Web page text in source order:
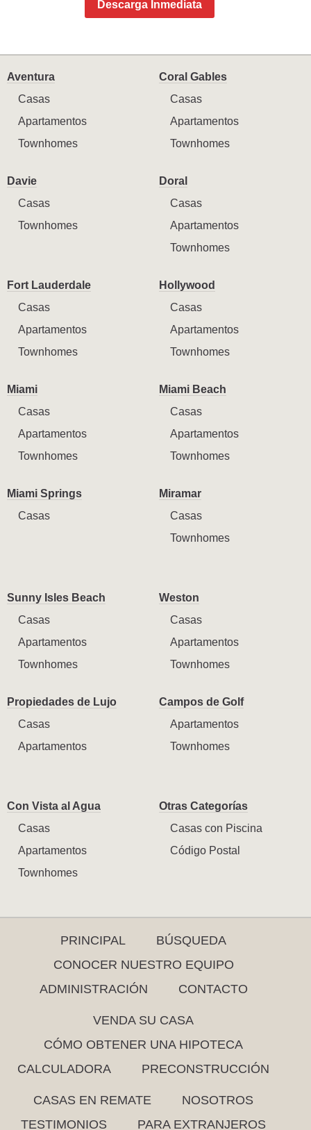
Descarga Inmediata
Aventura
Casas
Apartamentos
Townhomes
Coral Gables
Casas
Apartamentos
Townhomes
Davie
Casas
Townhomes
Doral
Casas
Apartamentos
Townhomes
Fort Lauderdale
Casas
Apartamentos
Townhomes
Hollywood
Casas
Apartamentos
Townhomes
Miami
Casas
Apartamentos
Townhomes
Miami Beach
Casas
Apartamentos
Townhomes
Miami Springs
Casas
Miramar
Casas
Townhomes
Sunny Isles Beach
Casas
Apartamentos
Townhomes
Weston
Casas
Apartamentos
Townhomes
Propiedades de Lujo
Casas
Apartamentos
Campos de Golf
Apartamentos
Townhomes
Con Vista al Agua
Casas
Apartamentos
Townhomes
Otras Categorías
Casas con Piscina
Código Postal
PRINCIPAL
BÚSQUEDA
CONOCER NUESTRO EQUIPO
ADMINISTRACIÓN
CONTACTO
VENDA SU CASA
CÓMO OBTENER UNA HIPOTECA
CALCULADORA
PRECONSTRUCCIÓN
CASAS EN REMATE
NOSOTROS
TESTIMONIOS
PARA EXTRANJEROS